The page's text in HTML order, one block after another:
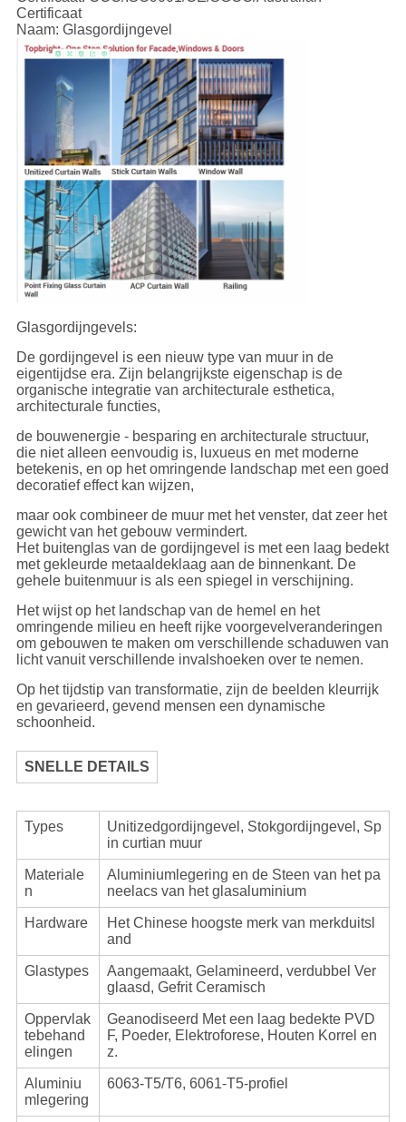
Certificaat
Naam: Glasgordijngevel
Glasgordijngevels:
De gordijngevel is een nieuw type van muur in de
eigentijdse era. Zijn belangrijkste eigenschap is de
organische integratie van architecturale esthetica,
architecturale functies,
de bouwenergie - besparing en architecturale structuur,
die niet alleen eenvoudig is, luxueus en met moderne
betekenis, en op het omringende landschap met een goed
decoratief effect kan wijzen,
maar ook combineer de muur met het venster, dat zeer het
gewicht van het gebouw vermindert.
Het buitenglas van de gordijngevel is met een laag bedekt
met gekleurde metaaldeklaag aan de binnenkant. De
gehele buitenmuur is als een spiegel in verschijning.
Het wijst op het landschap van de hemel en het
omringende milieu en heeft rijke voorgevelveranderingen
om gebouwen te maken om verschillende schaduwen van
licht vanuit verschillende invalshoeken over te nemen.
Op het tijdstip van transformatie, zijn de beelden kleurrijk
en gevarieerd, gevend mensen een dynamische
schoonheid.
SNELLE DETAILS
Types
Unitizedgordijngevel, Stokgordijngevel, Sp
in curtian muur
Materiale
n
Aluminiumlegering en de Steen van het pa
neelacs van het glasaluminium
Hardware
Het Chinese hoogste merk van merkduitsl
and
Glastypes
Aangemaakt, Gelamineerd, verdubbel Ver
glaasd, Gefrit Ceramisch
Oppervlak
tebehand
elingen
Geanodiseerd Met een laag bedekte PVD
F, Poeder, Elektroforese, Houten Korrel en
z.
Aluminiu
mlegering
6063-T5/T6, 6061-T5-profiel